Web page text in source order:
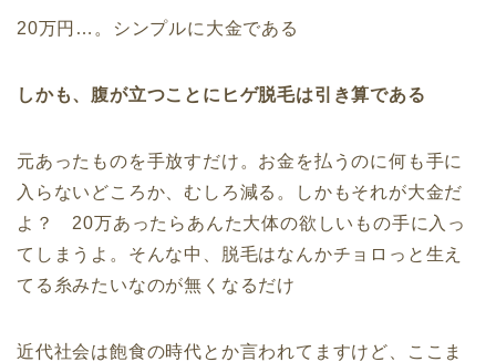
20万円…。シンプルに大金である
しかも、腹が立つことにヒゲ脱毛は引き算である
元あったものを手放すだけ。お金を払うのに何も手に
入らないどころか、むしろ減る。しかもそれが大金だ
よ？ 20万あったらあんた大体の欲しいもの手に入っ
てしまうよ。そんな中、脱毛はなんかチョロっと生え
てる糸みたいなのが無くなるだけ
近代社会は飽食の時代とか言われてますけど、ここま